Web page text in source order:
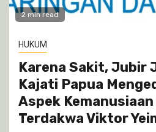
2 min read
HUKUM
Karena Sakit, Jubir
Kajati Papua
Aspek
Terdakwa Viktor